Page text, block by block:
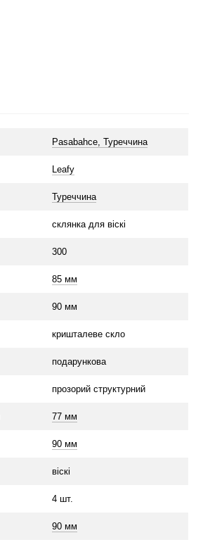
Pasabahce, Туреччина
Leafy
Туреччина
склянка для віскі
300
85 мм
90 мм
кришталеве скло
подарункова
прозорий структурний
77 мм
90 мм
віскі
4 шт.
90 мм